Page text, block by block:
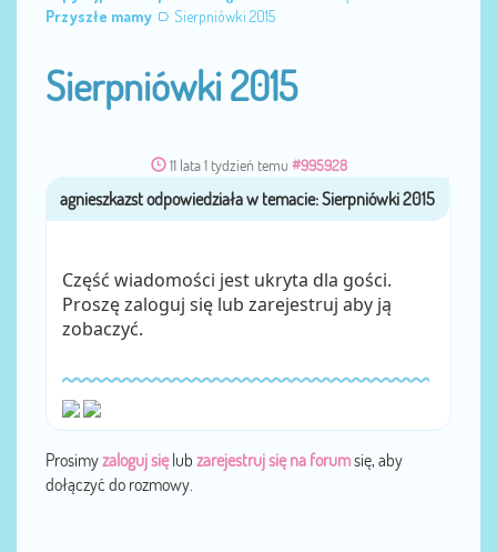
Przyszłe mamy
Sierpniówki 2015
Sierpniówki 2015
11 lata 1 tydzień temu #995928
przezagnieszkazst
Część wiadomości jest ukryta dla gości.
Proszę zaloguj się lub zarejestruj aby ją
zobaczyć.
Prosimyzaloguj sięlub zarejestruj się na forumsię, aby
dołączyć do rozmowy.